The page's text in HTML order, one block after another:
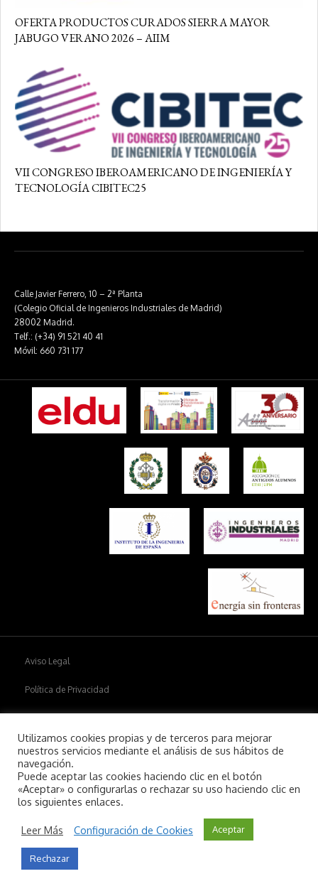
OFERTA PRODUCTOS CURADOS SIERRA MAYOR
JABUGO VERANO 2026 – AIIM
VII CONGRESO IBEROAMERICANO DE INGENIERÍA Y
TECNOLOGÍA CIBITEC25
Calle Javier Ferrero, 10 – 2ª Planta
(Colegio Oficial de Ingenieros Industriales de Madrid)
28002 Madrid.
Telf.: (+34) 91 521 40 41
Móvil: 660 731 177
Aviso Legal
Política de Privacidad
Copyright © 2026Aiim.
Utilizamos cookies propias y de terceros para mejorar
nuestros servicios mediante el análisis de sus hábitos de
navegación.
Puede aceptar las cookies haciendo clic en el botón
«Aceptar» o configurarlas o rechazar su uso haciendo clic en
los siguientes enlaces.
Leer Más Configuración de Cookies Aceptar
Rechazar